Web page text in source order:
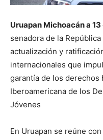
Uruapan Michoacán a
senadora de la
actualización y
internacionales que
garantía de los derechos
Iberoamericana de los
Jóvenes
En Uruapan se reúne